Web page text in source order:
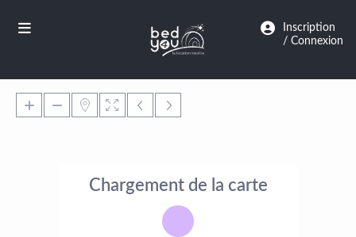
Inscription
/ Connexion
Chargement de la carte